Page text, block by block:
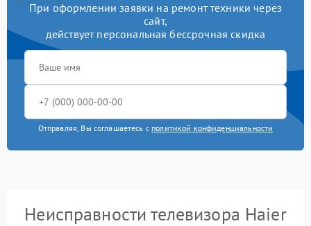
При оформлении заявки на ремонт техники через
сайт,
действует персональная бессрочная скидка
Отправляя, Вы соглашаетесь с политикой конфиденциальности
Неисправности телевизора Haier